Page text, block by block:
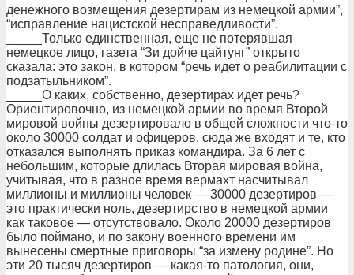
денежного возмещения дезертирам из немецкой армии”,
“исправление нацистской несправедливости”.
_____Только единственная, еще не потерявшая
немецкое лицо, газета “Зи дойче цайтунг” открыто
сказала: это закон, в котором “речь идет о реабилитации с
подзатыльником”.
_____О каких, собственно, дезертирах идет речь?
Ориентировочно, из немецкой армии во время Второй
мировой войны дезертировало в общей сложности что-то
около 30000 солдат и офицеров, сюда же входят и те, кто
отказался выполнять приказ командира. За 6 лет с
небольшим, которые длилась Вторая мировая война,
учитывая, что в разное время вермахт насчитывал
миллионы и миллионы человек — 30000 дезертиров —
это практически ноль, дезертирство в немецкой армии
как таковое — отсутствовало. Около 20000 дезертиров
было поймано, и по закону военного времени им
вынесены смертные приговоры “за измену родине”. Но
эти 20 тысяч дезертиров — какая-то патология, они,